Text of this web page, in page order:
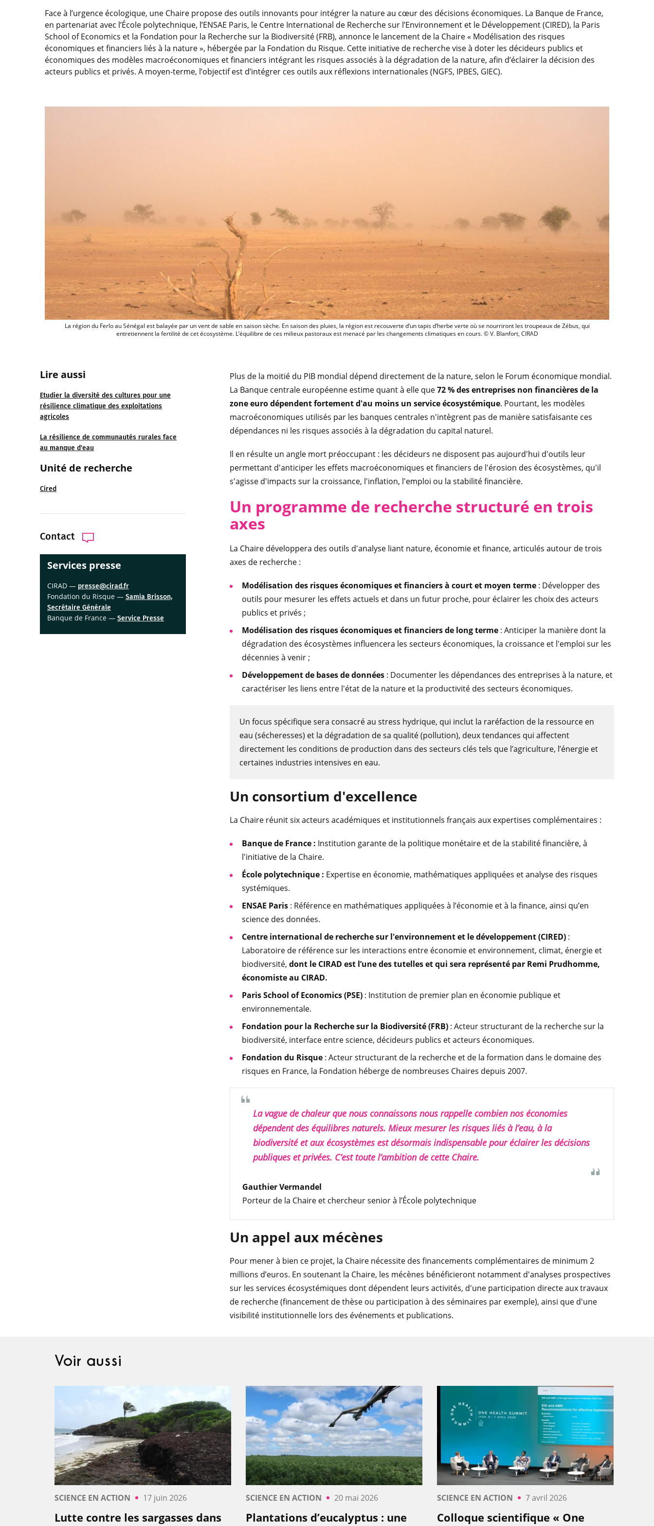
Face à l’urgence écologique, une Chaire propose des outils innovants pour intégrer la nature au cœur des décisions économiques. La Banque de France,
en partenariat avec l’École polytechnique, l’ENSAE Paris, le Centre International de Recherche sur l’Environnement et le Développement (CIRED), la Paris
School of Economics et la Fondation pour la Recherche sur la Biodiversité (FRB), annonce le lancement de la Chaire « Modélisation des risques
économiques et financiers liés à la nature », hébergée par la Fondation du Risque. Cette initiative de recherche vise à doter les décideurs publics et
économiques des modèles macroéconomiques et financiers intégrant les risques associés à la dégradation de la nature, afin d’éclairer la décision des
acteurs publics et privés. A moyen-terme, l’objectif est d’intégrer ces outils aux réflexions internationales (NGFS, IPBES, GIEC).
La région du Ferlo au Sénégal est balayée par un vent de sable en saison sèche. En saison des pluies, la région est
La région du Ferlo au Sénégal est balayée par un vent de sable en saison sèche. En saison des pluies, la région est recouverte d’un tapis d’herbe verte où se nourriront les troupeaux de Zébus, qui
entretiennent la fertilité de cet écosystème. L’équilibre de ces milieux pastoraux est menacé par les changements climatiques en cours. © V. Blanfort, CIRAD
Lire aussi
Etudier la diversité des cultures pour une
résilience climatique des exploitations
agricoles
La résilience de communautés rurales face
au manque d'eau
Unité de recherche
Cired
Contact
Services presse
CIRAD — presse@cirad.fr
Fondation du Risque — Samia Brisson,
Secrétaire Générale
Banque de France — Service Presse
Plus de la moitié du PIB mondial dépend directement de la nature, selon le Forum économique mondial.
La Banque centrale européenne estime quant à elle que72 % des entreprises non financières de la
zone euro dépendent fortement d'au moins un service écosystémique. Pourtant, les modèles
macroéconomiques utilisés par les banques centrales n'intègrent pas de manière satisfaisante ces
dépendances ni les risques associés à la dégradation du capital naturel.
Il en résulte un angle mort préoccupant : les décideurs ne disposent pas aujourd'hui d'outils leur
permettant d'anticiper les effets macroéconomiques et financiers de l'érosion des écosystèmes, qu'il
s'agisse d'impacts sur la croissance, l'inflation, l'emploi ou la stabilité financière.
Un programme de recherche structuré en trois
axes
La Chaire développera des outils d'analyse liant nature, économie et finance, articulés autour de trois
axes de recherche :
Modélisation des risques économiques et financiers à court et moyen terme : Développer des
outils pour mesurer les effets actuels et dans un futur proche, pour éclairer les choix des acteurs
publics et privés ;
Modélisation des risques économiques et financiers de long terme : Anticiper la manière dont la
dégradation des écosystèmes influencera les secteurs économiques, la croissance et l'emploi sur les
décennies à venir ;
Développement de bases de données : Documenter les dépendances des entreprises à la nature, et
caractériser les liens entre l'état de la nature et la productivité des secteurs économiques.
Un focus spécifique sera consacré au stress hydrique, qui inclut la raréfaction de la ressource en
eau (sécheresses) et la dégradation de sa qualité (pollution), deux tendances qui affectent
directement les conditions de production dans des secteurs clés tels que l’agriculture, l’énergie et
certaines industries intensives en eau.
Un consortium d'excellence
La Chaire réunit six acteurs académiques et institutionnels français aux expertises complémentaires :
Banque de France : Institution garante de la politique monétaire et de la stabilité financière, à
l'initiative de la Chaire.
École polytechnique : Expertise en économie, mathématiques appliquées et analyse des risques
systémiques.
ENSAE Paris : Référence en mathématiques appliquées à l’économie et à la finance, ainsi qu’en
science des données.
Centre international de recherche sur l'environnement et le développement (CIRED) :
Laboratoire de référence sur les interactions entre économie et environnement, climat, énergie et
biodiversité, dont le CIRAD est l’une des tutelles et qui sera représenté par Remi Prudhomme,
économiste au CIRAD.
Paris School of Economics (PSE) : Institution de premier plan en économie publique et
environnementale.
Fondation pour la Recherche sur la Biodiversité (FRB) : Acteur structurant de la recherche sur la
biodiversité, interface entre science, décideurs publics et acteurs économiques.
Fondation du Risque : Acteur structurant de la recherche et de la formation dans le domaine des
risques en France, la Fondation héberge de nombreuses Chaires depuis 2007.
La vague de chaleur que nous connaissons nous rappelle combien nos économies
dépendent des équilibres naturels. Mieux mesurer les risques liés à l’eau, à la
biodiversité et aux écosystèmes est désormais indispensable pour éclairer les décisions
publiques et privées. C’est toute l’ambition de cette Chaire.
Gauthier Vermandel
Porteur de la Chaire et chercheur senior à l’École polytechnique
Un appel aux mécènes
Pour mener à bien ce projet, la Chaire nécessite des financements complémentaires de minimum 2
millions d’euros. En soutenant la Chaire, les mécènes bénéficieront notamment d'analyses prospectives
sur les services écosystémiques dont dépendent leurs activités, d'une participation directe aux travaux
de recherche (financement de thèse ou participation à des séminaires par exemple), ainsi que d'une
visibilité institutionnelle lors des événements et publications.
Voir aussi
SCIENCE EN ACTION 17 juin 2026
Lutte contre les sargasses dans
SCIENCE EN ACTION 20 mai 2026
Plantations d’eucalyptus : une
SCIENCE EN ACTION 7 avril 2026
Colloque scientifique « One